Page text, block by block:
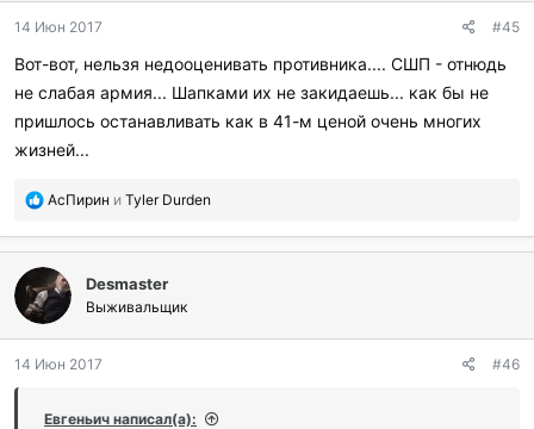
а
и
л
и
14 Июн 2017 #45
Вот-вот, нельзя недооценивать противника.... СШП - отнюдь
не слабая армия... Шапками их не закидаешь... как бы не
пришлось останавливать как в 41-м ценой очень многих
жизней...
П
б
л
а
г
о
а
и
АсПирин и Tyler Durden
Desmaster
Выживальщик
14 Июн 2017 #46
Евгеньич написал(а):